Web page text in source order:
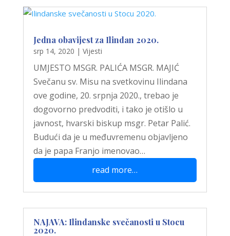
Jedna obavijest za Ilindan 2020.
srp 14, 2020 | Vijesti
UMJESTO MSGR. PALIĆA MSGR. MAJIĆ
Svečanu sv. Misu na svetkovinu Ilindana
ove godine, 20. srpnja 2020., trebao je
dogovorno predvoditi, i tako je otišlo u
javnost, hvarski biskup msgr. Petar Palić.
Budući da je u međuvremenu objavljeno
da je papa Franjo imenovao…
read more…
NAJAVA: Ilindanske svečanosti u Stocu
2020.